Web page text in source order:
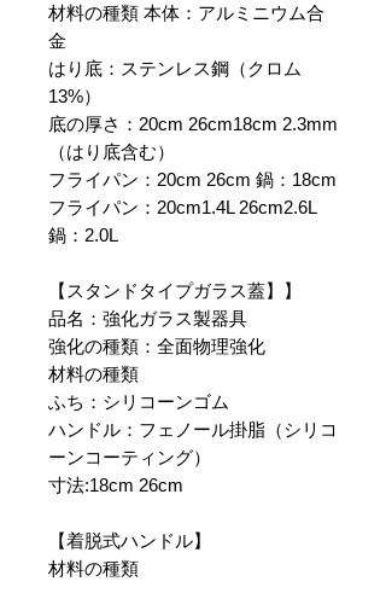
材料の種類 本体：アルミニウム合
金
はり底：ステンレス鋼（クロム
13%）
底の厚さ：20cm 26cm18cm 2.3mm
（はり底含む）
フライパン：20cm 26cm 鍋：18cm
フライパン：20cm1.4L 26cm2.6L
鍋：2.0L
【スタンドタイプガラス蓋】】
品名：強化ガラス製器具
強化の種類：全面物理強化
材料の種類
ふち：シリコーンゴム
ハンドル：フェノール掛脂（シリコ
ーンコーティング）
寸法:18cm 26cm
【着脱式ハンドル】
材料の種類